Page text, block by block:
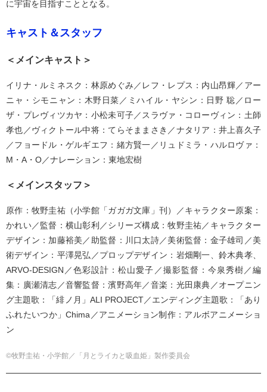
に宇宙を目指すこととなる。
キャスト＆スタッフ
＜メインキャスト＞
イリナ・ルミネスク：林原めぐみ／レフ・レプス：内山昂輝／アー
ニャ・シモニャン：木野日菜／ミハイル・ヤシン：日野 聡／ロー
ザ・プレヴィツカヤ：小松未可子／スラヴァ・コローヴィン：土師
孝也／ヴィクトール中将：てらそままさき／ナタリア：井上喜久子
／フョードル・ゲルギエフ：緒方賢一／リュドミラ・ハルロヴァ：
M・A・O／ナレーション：東地宏樹
＜メインスタッフ＞
原作：牧野圭祐（小学館「ガガガ文庫」刊）／キャラクター原案：
かれい／監督：横山彰利／シリーズ構成：牧野圭祐／キャラクター
デザイン：加藤裕美／助監督：川口太詩／美術監督：金子雄司／美
術デザイン：平澤晃弘／プロップデザイン：岩畑剛一、鈴木典孝、
ARVO-DESIGN／色彩設計：松山愛子／撮影監督：今泉秀樹／編
集：廣瀬清志／音響監督：濱野高年／音楽：光田康典／オープニン
グ主題歌：「緋ノ月」ALI PROJECT／エンディング主題歌：「あり
ふれたいつか」Chima／アニメーション制作：アルボアニメーショ
ン
©牧野圭祐・小学館／「月とライカと吸血姫」製作委員会